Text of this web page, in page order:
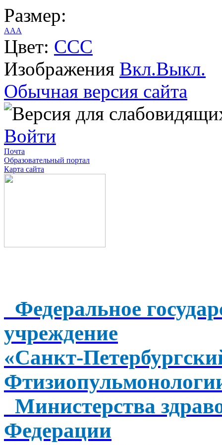
Размер:
AAA
Цвет: CCC
Изображения Вкл.Выкл.
Обычная версия сайта
Войти
Почта
Образовательный портал
Карта сайта
Федеральное
учреждение
«Санкт-
Министерства
Федерации